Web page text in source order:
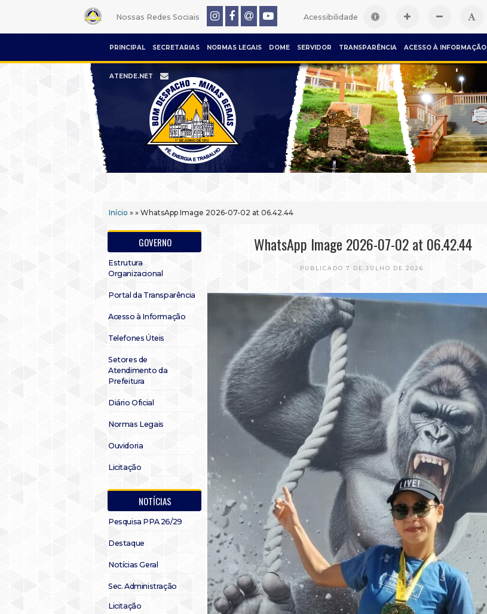
Nossas Redes Sociais Acessibilidade
PRINCIPAL SECRETARIAS NORMAS LEGAIS DOME SERVIDOR TRANSPARÊNCIA ACESSO À INFORMAÇÃO
ATENDE.NET
Início » » WhatsApp Image 2026-07-02 at 06.42.44
GOVERNO
Estrutura
Organizacional
Portal da Transparência
Acesso à Informação
Telefones Úteis
Setores de
Atendimento da
Prefeitura
Diário Oficial
Normas Legais
Ouvidoria
Licitação
NOTÍCIAS
Pesquisa PPA 26/29
Destaque
Notícias Geral
Sec. Administração
Licitação
WhatsApp Image 2026-07-02 at 06.42.44
PUBLICADO 7 DE JULHO DE 2026.